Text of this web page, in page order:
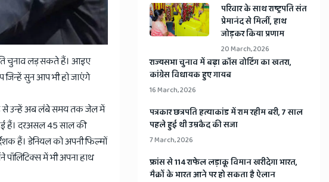
चुनाव लड़ सकते हैं। आइए
जिन्हें सुन आप भी हो जाएंगे
से उन्हें अब लंबे समय तक जेल में
हुई हैं। दरअसल 45 साल की
हैं। डेनियल को अपनी फिल्मों
पॉलिटिक्स में भी अपना हाथ
​परिवार के साथ राष्ट्रपति संत
प्रेमानंद से मिलीं, हाथ
जोड़कर किया प्रणाम
20 March, 2026
​राज्यसभा चुनाव में बढ़ा क्रॉस वोटिंग का खतरा,
कांग्रेस विधायक हुए गायब
16 March, 2026
​पत्रकार छत्रपति हत्याकांड में राम रहीम बरी, 7 साल
पहले हुई थी उम्रकैद की सजा
7 March, 2026
​फ्रांस से 114 राफेल लड़ाकू विमान खरीदेगा भारत,
मैक्रों के भारत आने पर हो सकता है ऐलान